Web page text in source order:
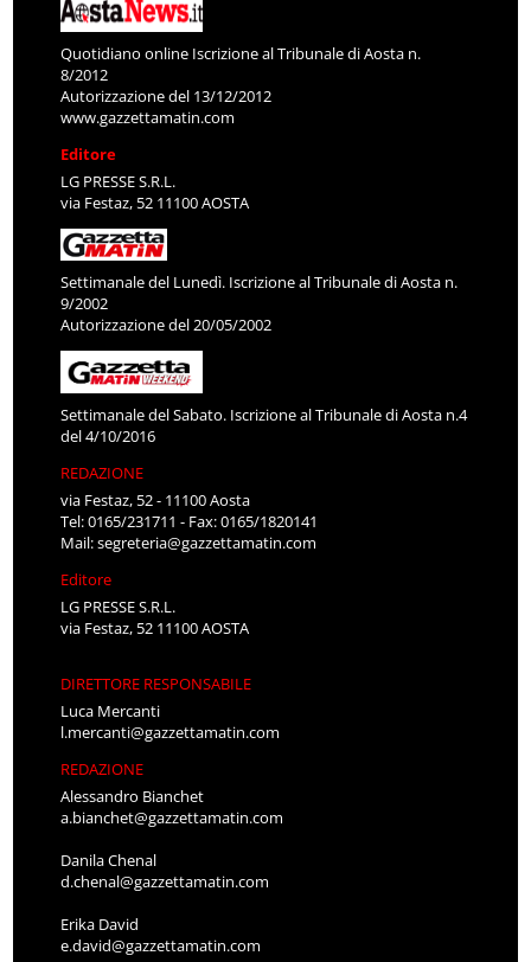
Quotidiano online Iscrizione al Tribunale di Aosta n.
8/2012
Autorizzazione del 13/12/2012
www.gazzettamatin.com
Editore
LG PRESSE S.R.L.
via Festaz, 52 11100 AOSTA
Settimanale del Lunedì. Iscrizione al Tribunale di Aosta n.
9/2002
Autorizzazione del 20/05/2002
Settimanale del Sabato. Iscrizione al Tribunale di Aosta n.4
del 4/10/2016
REDAZIONE
via Festaz, 52 - 11100 Aosta
Tel: 0165/231711 - Fax: 0165/1820141
Mail:segreteria@gazzettamatin.com
Editore
LG PRESSE S.R.L.
via Festaz, 52 11100 AOSTA
DIRETTORE RESPONSABILE
Luca Mercanti
l.mercanti@gazzettamatin.com
REDAZIONE
Alessandro Bianchet
a.bianchet@gazzettamatin.com
Danila Chenal
d.chenal@gazzettamatin.com
Erika David
e.david@gazzettamatin.com